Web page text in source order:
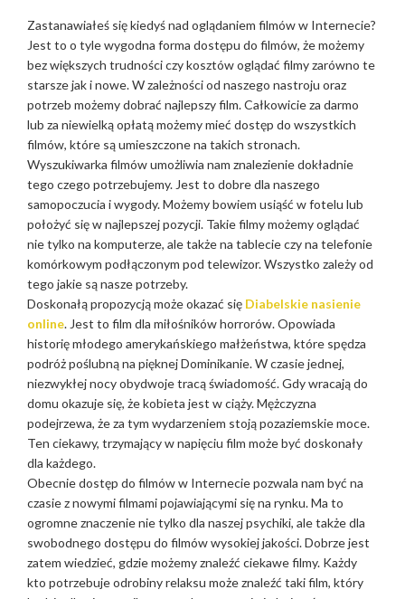
Zastanawiałeś się kiedyś nad oglądaniem filmów w Internecie?
Jest to o tyle wygodna forma dostępu do filmów, że możemy
bez większych trudności czy kosztów oglądać filmy zarówno te
starsze jak i nowe. W zależności od naszego nastroju oraz
potrzeb możemy dobrać najlepszy film. Całkowicie za darmo
lub za niewielką opłatą możemy mieć dostęp do wszystkich
filmów, które są umieszczone na takich stronach.
Wyszukiwarka filmów umożliwia nam znalezienie dokładnie
tego czego potrzebujemy. Jest to dobre dla naszego
samopoczucia i wygody. Możemy bowiem usiąść w fotelu lub
położyć się w najlepszej pozycji. Takie filmy możemy oglądać
nie tylko na komputerze, ale także na tablecie czy na telefonie
komórkowym podłączonym pod telewizor. Wszystko zależy od
tego jakie są nasze potrzeby.
Doskonałą propozycją może okazać się Diabelskie nasienie
online. Jest to film dla miłośników horrorów. Opowiada
historię młodego amerykańskiego małżeństwa, które spędza
podróż poślubną na pięknej Dominikanie. W czasie jednej,
niezwykłej nocy obydwoje tracą świadomość. Gdy wracają do
domu okazuje się, że kobieta jest w ciąży. Mężczyzna
podejrzewa, że za tym wydarzeniem stoją pozaziemskie moce.
Ten ciekawy, trzymający w napięciu film może być doskonały
dla każdego.
Obecnie dostęp do filmów w Internecie pozwala nam być na
czasie z nowymi filmami pojawiającymi się na rynku. Ma to
ogromne znaczenie nie tylko dla naszej psychiki, ale także dla
swobodnego dostępu do filmów wysokiej jakości. Dobrze jest
zatem wiedzieć, gdzie możemy znaleźć ciekawe filmy. Każdy
kto potrzebuje odrobiny relaksu może znaleźć taki film, który